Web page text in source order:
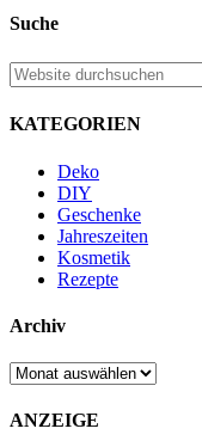
Suche
KATEGORIEN
Deko
DIY
Geschenke
Jahreszeiten
Kosmetik
Rezepte
Archiv
Archiv
ANZEIGE